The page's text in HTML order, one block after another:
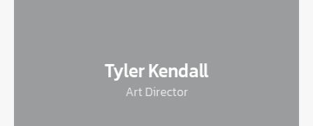
Tyler Kendall
Art Director